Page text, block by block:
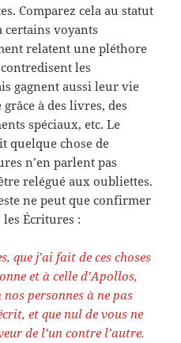
Comparez cela au statut
certains voyants
relatent une pléthore
les
gagnent aussi leur vie
à des livres, des
spéciaux, etc. Le
quelque chose de
n’en parlent pas
relégué aux oubliettes.
ne peut que confirmer
Écritures :
que j’ai fait de ces choses
et à celle d’Apollos,
personnes à ne pas
et que nul de vous ne
de l’un contre l’autre.